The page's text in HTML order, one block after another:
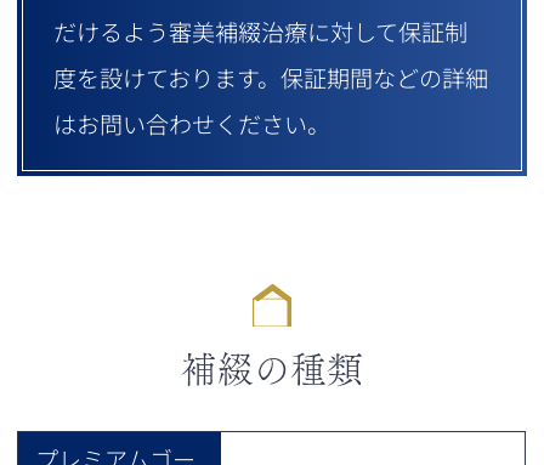
だけるよう審美補綴治療に対して保証制
度を設けております。保証期間などの詳細
はお問い合わせください。
補綴の種類